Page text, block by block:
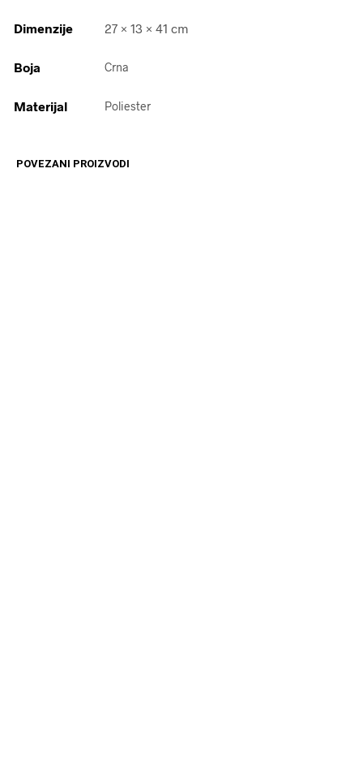
Dimenzije 27 × 13 × 41 cm
Boja Crna
Materijal Poliester
POVEZANI PROIZVODI